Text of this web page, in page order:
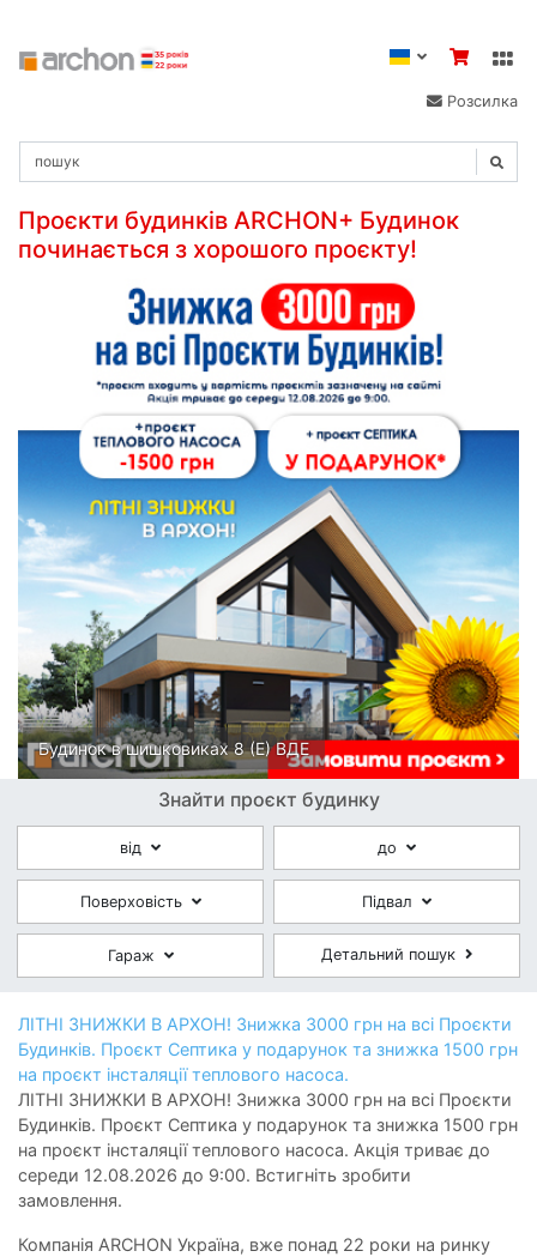
Розсилка
Знайти проєкт будинку
від до
Поверховість Підвал
Гараж Детальний пошук
Проєкти будинків ARCHON+ Будинок
починається з хорошого проєкту!
Будинок в шишковиках 8 (E) ВДЕ
ЛІТНІ ЗНИЖКИ В АРХОН! Знижка 3000 грн на всі Проєкти
Будинків. Проєкт Септика у подарунок та знижка 1500 грн
на проєкт інсталяції теплового насоса.
ЛІТНІ ЗНИЖКИ В АРХОН! Знижка 3000 грн на всі Проєкти
Будинків. Проєкт Септика у подарунок та знижка 1500 грн
на проєкт інсталяції теплового насоса. Акція триває до
середи 12.08.2026 до 9:00. Встигніть зробити
замовлення.
Компанія ARCHON Україна, вже понад 22 роки на ринку